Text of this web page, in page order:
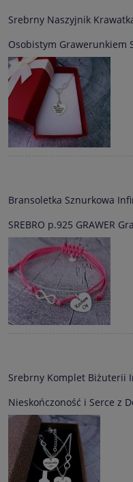
Srebrny Naszyjnik
Osobistym Grawerunkiem
Bransoletka Sznurkowa
SREBRO p.925 GRAWER
Srebrny Komplet Biżuterii
Nieskończoność i Serce z